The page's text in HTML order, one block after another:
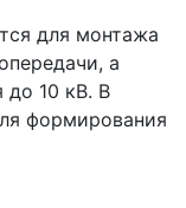
для монтажа
а
до 10 кВ. В
формирования